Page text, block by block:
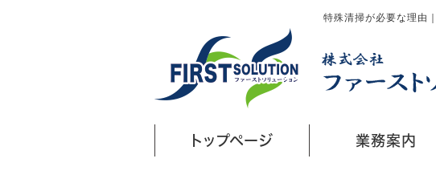
特殊清掃が必要な理由
トップページ 業務案内